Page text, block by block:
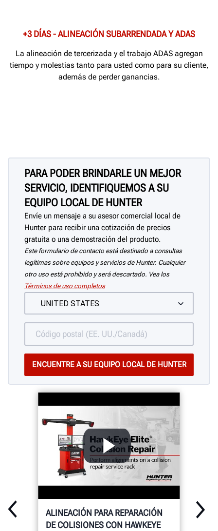
+3 DÍAS - ALINEACIÓN SUBARRENDADA Y ADAS
La alineación de tercerizada y el trabajo ADAS agregan
tiempo y molestias tanto para usted como para su cliente,
además de perder ganancias.
PARA PODER BRINDARLE UN MEJOR
SERVICIO, IDENTIFIQUEMOS A SU
EQUIPO LOCAL DE HUNTER
Envíe un mensaje a su asesor comercial local de
Hunter para recibir una cotización de precios
gratuita o una demostración del producto.
Este formulario de contacto está destinado a consultas
legítimas sobre equipos y servicios de Hunter. Cualquier
otro uso está prohibido y será descartado. Vea los
Términos de uso completos
ALINEACIÓN PARA REPARACIÓN
DE COLISIONES CON HAWKEYE